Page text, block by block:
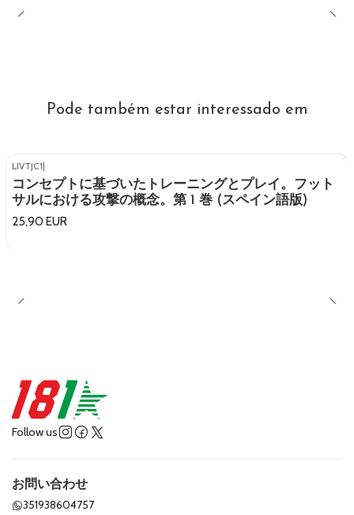
Pode também estar interessado em
Out of stock
LIVTJC1|
コンセプトに基づいたトレーニングとプレイ。フット
サルにおける攻撃の概念。第 1 巻 (スペイン語版)
25,90 EUR
Follow us
お問い合わせ
351938604757